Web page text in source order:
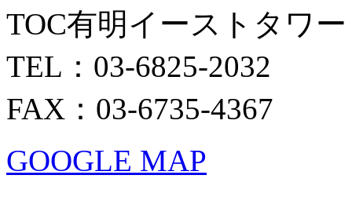
TOC有明イーストタワ
TEL：03-6825-2032
FAX：03-6735-4367
GOOGLE MAP